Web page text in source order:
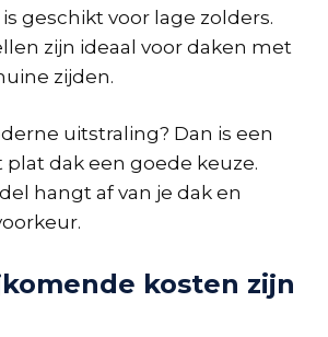
geschikt voor lage zolders.
zijn ideaal voor daken met
zijden.
uitstraling? Dan is een
dak een goede keuze.
hangt af van je dak en
kosten zijn